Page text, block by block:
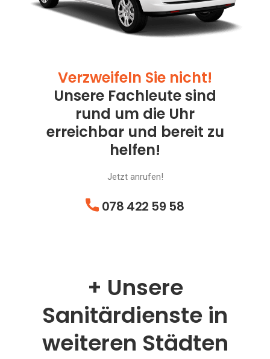
Verzweifeln Sie nicht!
Unsere Fachleute sind
rund um die Uhr
erreichbar und bereit zu
helfen!
Jetzt anrufen!
078 422 59 58
Unsere
Sanitärdienste in
weiteren Städten